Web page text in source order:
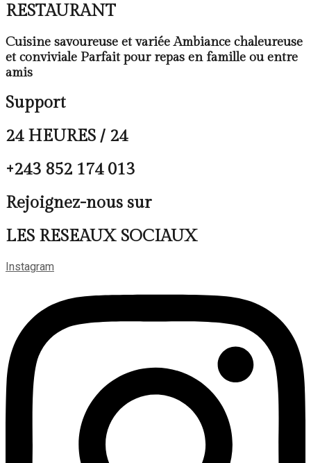
RESTAURANT
Cuisine savoureuse et variée Ambiance chaleureuse
et conviviale Parfait pour repas en famille ou entre
amis
Support
24 HEURES / 24
+243 852 174 013
Rejoignez-nous sur
LES RESEAUX SOCIAUX
Instagram